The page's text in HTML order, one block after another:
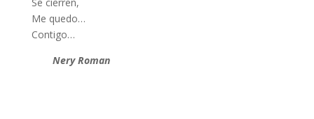
Me quedo…
Contigo…
Nery Roman